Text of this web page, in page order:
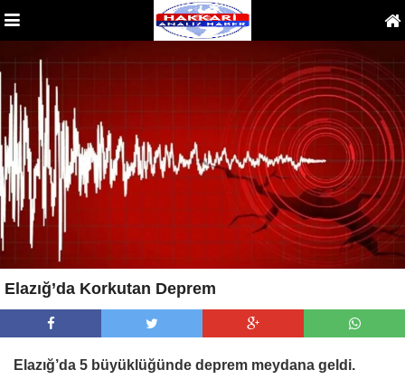
Elazığ’da Korkutan Deprem
Elazığ’da 5 büyüklüğünde deprem meydana geldi.